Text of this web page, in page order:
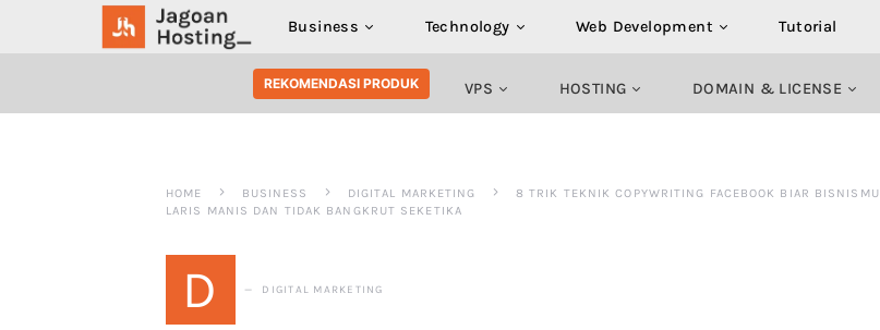
Business Technology Web Development Tutorial
SEARCH FOR:
REKOMENDASI PRODUK VPS HOSTING DOMAIN & LICENSE
HOME BUSINESS DIGITAL MARKETING
8 TRIK TEKNIK COPYWRITING FACEBOOK BIAR BISNISMU
LARIS MANIS DAN TIDAK BANGKRUT SEKETIKA
D DIGITAL MARKETING